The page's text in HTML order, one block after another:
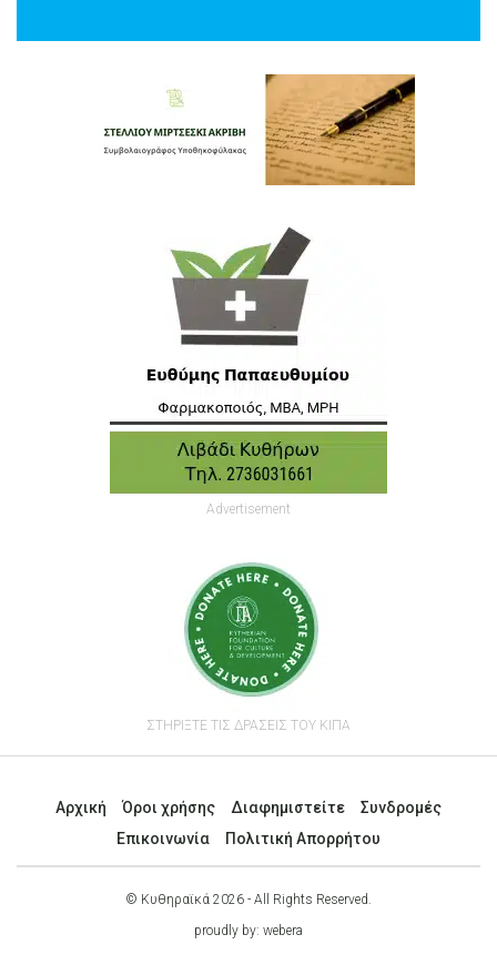
Advertisement
ΣΤΗΡΙΞΤΕ ΤΙΣ ΔΡΑΣΕΙΣ ΤΟΥ ΚΙΠΑ
Αρχική Όροι χρήσης Διαφημιστείτε
Συνδρομές
Επικοινωνία
Πολιτική Απορρήτου
© Κυθηραϊκά 2026 - All Rights Reserved.
proudly by: webera